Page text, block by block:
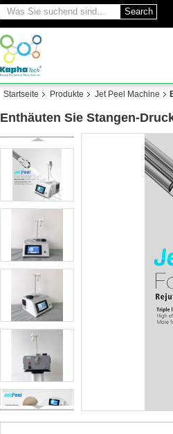
Search
Startseite Produkte Jet Peel Machine
Enthäuten Sie Stangen-